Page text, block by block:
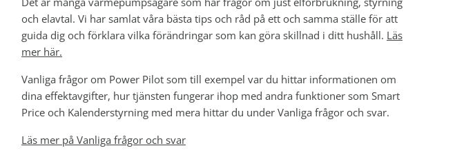
och elavtal. Vi har samlat våra bästa tips och råd på ett och samma ställe för att
guida dig och förklara vilka förändringar som kan göra skillnad i ditt hushåll. Läs
mer här.
Vanliga frågor om Power Pilot som till exempel var du hittar informationen om
dina effektavgifter, hur tjänsten fungerar ihop med andra funktioner som Smart
Price och Kalenderstyrning med mera hittar du under Vanliga frågor och svar.
Läs mer på Vanliga frågor och svar